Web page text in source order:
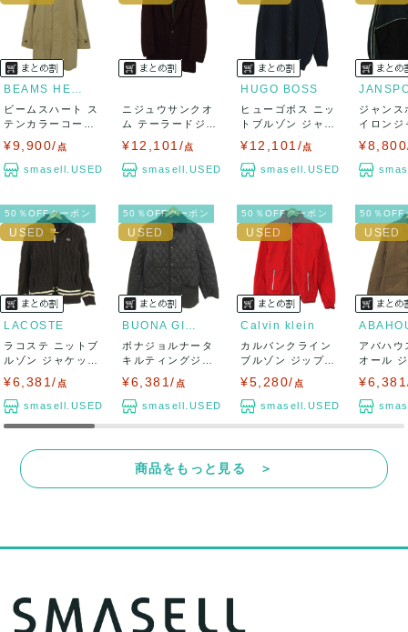
BEAMS HEART
ビームスハート ス
テンカラーコート
¥9,900/ 点
smasell.USED
ニジュウサンクオ
ム テーラードジャ
¥12,101/点
smasell.USED
HUGO BOSS
ヒューゴボス ニッ
トブルゾン ジャケ
¥12,101/点
smasell.USED
ジャンス
イロンジ
50％OFFクーポン
LACOSTE
ラコステ ニットブ
ルゾン ジャケット
¥6,381/ 点
smasell.USED
50％OFFクーポン
BUONA GIORNATA
ボナジョルナータ
キルティングジャ
¥6,381/ 点
smasell.USED
50％OFFクーポン
Calvin klein
カルバンクライン
ブルゾン ジップア
¥5,280/ 点
smasell.USED
50％OFF
アバハウ
オール
商品をもっと見る ＞